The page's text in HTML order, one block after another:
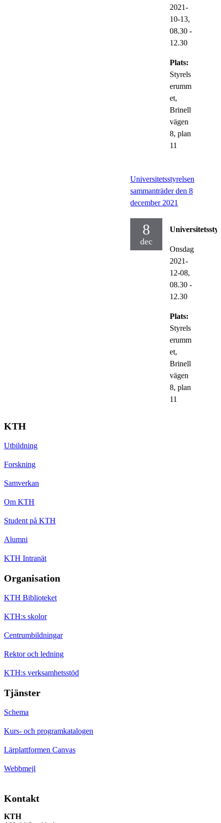
2021-
10-13,
08.30 -
12.30
Plats:
Styrels
erumm
et,
Brinell
vägen
8, plan
11
Universitetsstyrelsen
sammanträder den 8
december 2021
8
dec
Onsdag
2021-
12-08,
08.30 -
12.30
Plats:
Styrels
erumm
et,
Brinell
vägen
8, plan
11
KTH
Utbildning
Forskning
Samverkan
Om KTH
Student på KTH
Alumni
KTH Intranät
Organisation
KTH Biblioteket
KTH:s skolor
Centrumbildningar
Rektor och ledning
KTH:s verksamhetsstöd
Tjänster
Schema
Kurs- och programkatalogen
Lärplattformen Canvas
Webbmejl
Kontakt
KTH